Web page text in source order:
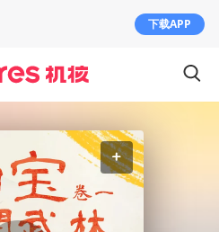
下载APP